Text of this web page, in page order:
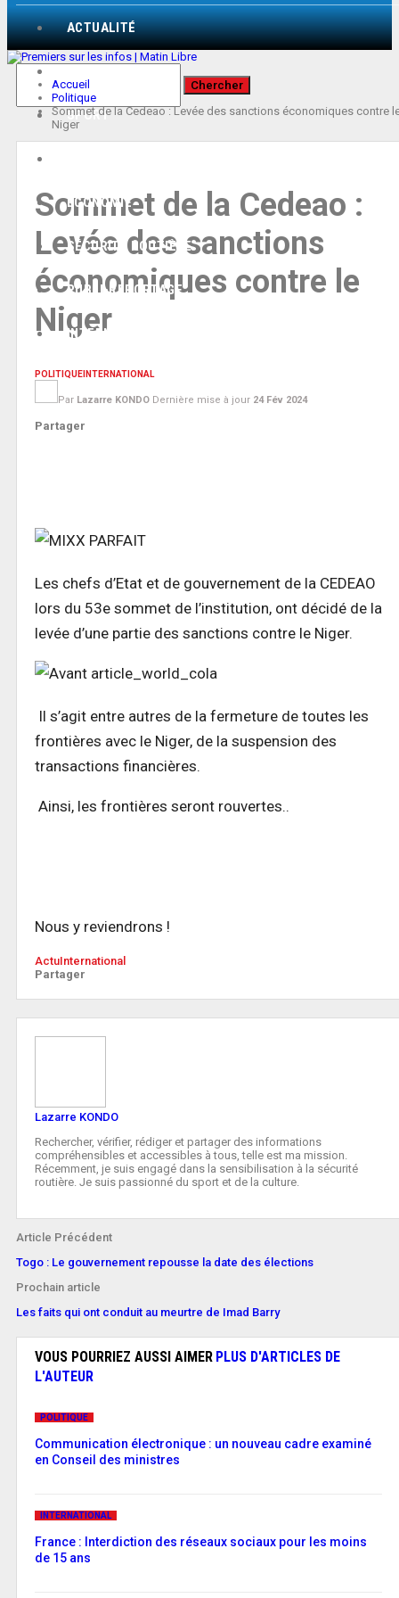
ACTUALITÉ
SPORT
ÉCONOMIE
SÉCURITÉ ROUTIÈRE
PUBLI-REPORTAGE
INTERNATIONAL
Accueil
Politique
Sommet de la Cedeao : Levée des sanctions économiques contre
Niger
Sommet de la Cedeao :
Levée des sanctions
économiques contre le
Niger
POLITIQUE INTERNATIONAL
Par Lazarre KONDO Dernière mise à jour 24 Fév 2024
Partager
Les chefs d’Etat et de gouvernement de la CEDEAO
lors du 53e sommet de l’institution, ont décidé de la
levée d’une partie des sanctions contre le Niger.
Il s’agit entre autres de la fermeture de toutes les
frontières avec le Niger, de la suspension des
transactions financières.
Ainsi, les frontières seront rouvertes..
Nous y reviendrons !
ActuInternational
Partager
Lazarre KONDO
Rechercher, vérifier, rédiger et partager des informations
compréhensibles et accessibles à tous, telle est ma mission.
Récemment, je suis engagé dans la sensibilisation à la sécurité
routière. Je suis passionné du sport et de la culture.
Article Précédent
Togo : Le gouvernement repousse la date des élections
Prochain article
Les faits qui ont conduit au meurtre de Imad Barry
VOUS POURRIEZ AUSSI AIMER PLUS D'ARTICLES DE
L'AUTEUR
POLITIQUE
Communication électronique : un nouveau cadre examiné
en Conseil des ministres
INTERNATIONAL
France : Interdiction des réseaux sociaux pour les moins
de 15 ans